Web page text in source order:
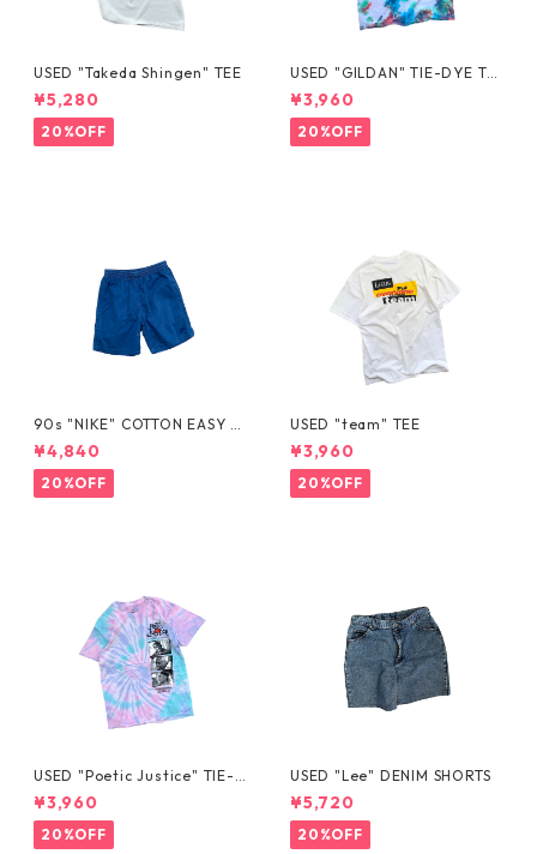
USED "Takeda Shingen" TEE
¥5,280
20%OFF
USED "GILDAN" TIE-DYE TE
E
¥3,960
20%OFF
90s "NIKE" COTTON EASY S
HORTS
¥4,840
20%OFF
USED "team" TEE
¥3,960
20%OFF
USED "Poetic Justice" TIE-D
YE TEE
¥3,960
20%OFF
USED "Lee" DENIM SHORTS
¥5,720
20%OFF